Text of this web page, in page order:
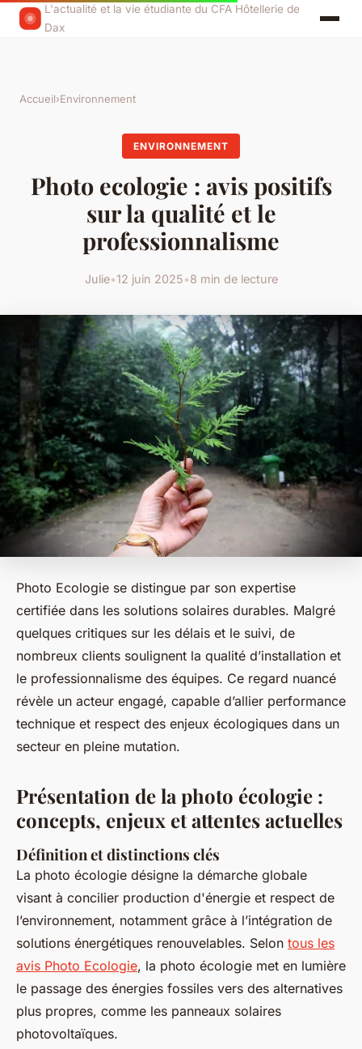
L'actualité et la vie étudiante du CFA Hôtellerie de
Dax
Accueil›Environnement
ENVIRONNEMENT
Photo ecologie : avis positifs
sur la qualité et le
professionnalisme
Julie•12 juin 2025•8 min de lecture
Photo Ecologie se distingue par son expertise
certifiée dans les solutions solaires durables. Malgré
quelques critiques sur les délais et le suivi, de
nombreux clients soulignent la qualité d’installation et
le professionnalisme des équipes. Ce regard nuancé
révèle un acteur engagé, capable d’allier performance
technique et respect des enjeux écologiques dans un
secteur en pleine mutation.
Présentation de la photo écologie :
concepts, enjeux et attentes actuelles
Définition et distinctions clés
La photo écologie désigne la démarche globale
visant à concilier production d'énergie et respect de
l’environnement, notamment grâce à l’intégration de
solutions énergétiques renouvelables. Selon tous les
avis Photo Ecologie, la photo écologie met en lumière
le passage des énergies fossiles vers des alternatives
plus propres, comme les panneaux solaires
photovoltaïques.